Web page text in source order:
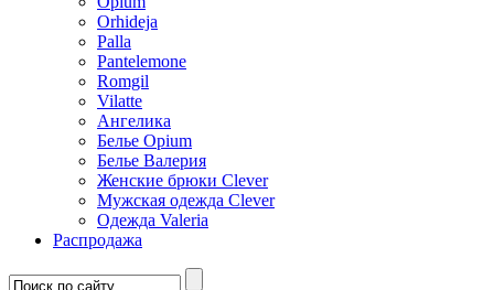
Orhideja
Palla
Pantelemone
Romgil
Vilatte
Ангелика
Белье Opium
Белье Валерия
Женские брюки Clever
Мужская одежда Clever
Одежда Valeria
Распродажа